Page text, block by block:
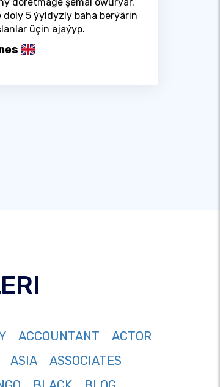
doly 5 ýyldyzly baha berýärin
üçin ajaýyp.
ACCOUNTANT
ACTOR
ASIA
ASSOCIATES